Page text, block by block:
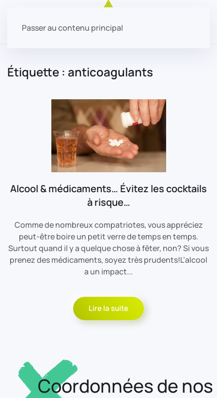
Passer au contenu principal
Étiquette : anticoagulants
Alcool & médicaments… Évitez les cocktails
à risque…
Comme de nombreux compatriotes, vous appréciez
peut-être boire un petit verre de temps en temps.
Surtout quand il y a quelque chose à fêter, non? Si vous
prenez des médicaments, soyez très prudents!L’alcool
a un impact...
Lire la suite
Coordonnées de nos